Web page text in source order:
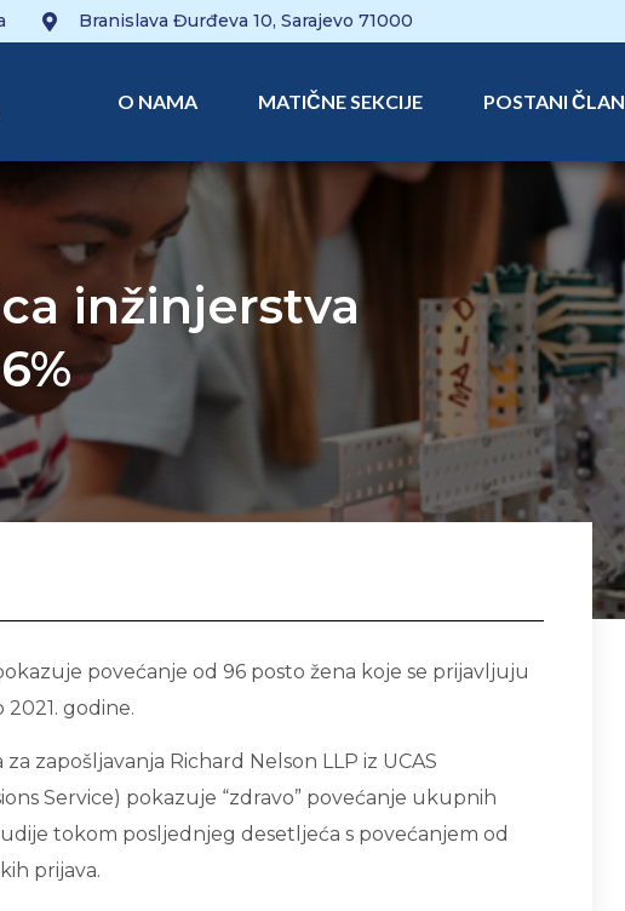
Branislava Đurđeva 10, Sarajevo 71000
O NAMA MATIČNE SEKCIJE POSTANI ČLAN
inžinjerstva
povećanje od 96 posto žena koje se prijavljuju
2021. godine.
zapošljavanja Richard Nelson LLP iz UCAS
Service) pokazuje “zdravo” povećanje ukupnih
tokom posljednjeg desetljeća s povećanjem od
prijava.